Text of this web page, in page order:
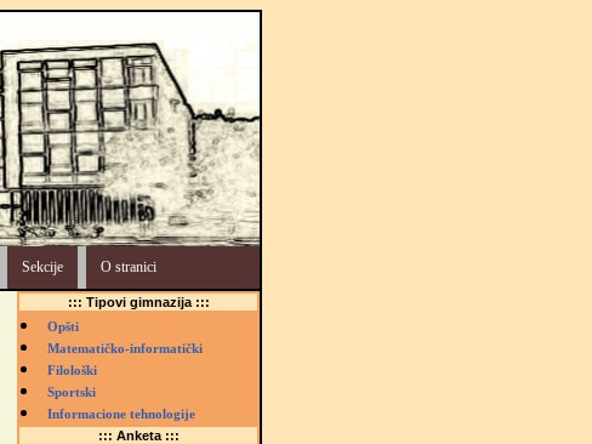
Sekcije O stranici
::: Tipovi gimnazija :::
Opšti
Matematičko-informatički
Filološki
Sportski
Informacione tehnologije
::: Anketa :::